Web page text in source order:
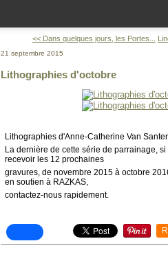
<< Dans quelques jours, les Portes...
21 septembre 2015
Lithographies d'octobre
Lithographies d'Anne-Catherine Van
La dernière de cette série de parrainage,
recevoir les 12 prochaines
gravures, de novembre 2015 à octobre
en soutien à RAZKAS,
contactez-nous rapidement.